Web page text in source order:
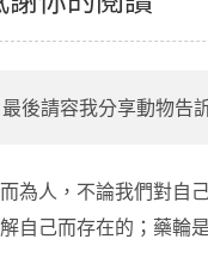
最後請容我分享動物告
為人，不論我們對自
自己而存在的；藥輪